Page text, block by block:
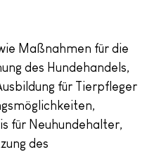
Maßnahmen für die
des Hundehandels,
für Tierpfleger
für Neuhundehalter,
des